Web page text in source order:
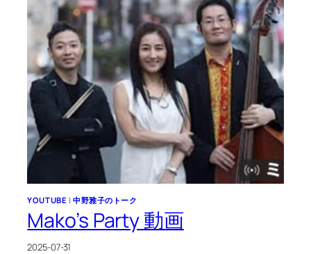
YOUTUBE |中野雅子のトーク
Mako’s Party 動画
2025-07-31